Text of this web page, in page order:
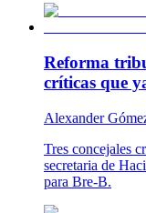
Reforma
críticas que
Alexander
Tres concejales
secretaria de
para Bre-B.